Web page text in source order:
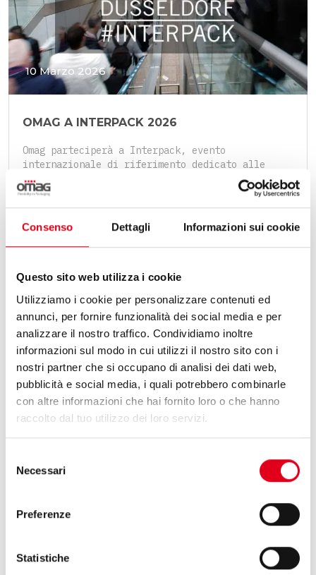
Consenso Dettagli Informazioni sui cookie
Questo sito web utilizza i cookie
Utilizziamo i cookie per personalizzare contenuti ed
annunci, per fornire funzionalità dei social media e per
analizzare il nostro traffico. Condividiamo inoltre
informazioni sul modo in cui utilizzi il nostro sito con i
nostri partner che si occupano di analisi dei dati web,
pubblicità e social media, i quali potrebbero combinarle
con altre informazioni che hai fornito loro o che hanno
raccolto dal tuo utilizzo dei loro servizi.
delNecessari
Preferenze
Statistiche
10 Marzo 2026
OMAG A INTERPACK 2026
Omag parteciperà a Interpack, evento
internazionale di riferimento dedicato alle
ultime novità in tema di Packaging.
9 Marzo 2026